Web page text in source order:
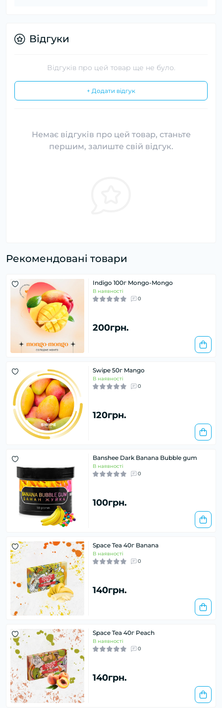
Відгуки
Відгуків про цей товар ще не було.
+ Додати відгук
Немає відгуків про цей товар, станьте
першим, залиште свій відгук.
Рекомендовані товари
Indigo 100г Mongo-Mongo
В наявності
0
200грн.
Swipe 50г Mango
В наявності
0
120грн.
Banshee Dark Banana Bubble gum
В наявності
0
100грн.
Space Tea 40г Banana
В наявності
0
140грн.
Space Tea 40г Peach
В наявності
0
140грн.